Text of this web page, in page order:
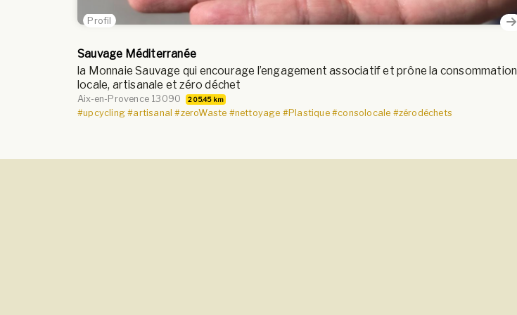
Profil
Sauvage Méditerranée
la Monnaie Sauvage qui encourage l’engagement associatif et prône la consommation
locale, artisanale et zéro déchet
Aix-en-Provence 13090 205.45 km
#upcycling #artisanal #zeroWaste #nettoyage #Plastique #consolocale #zérodéchets